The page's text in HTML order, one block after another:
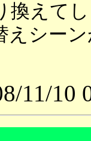
換えて
えシー
11/10